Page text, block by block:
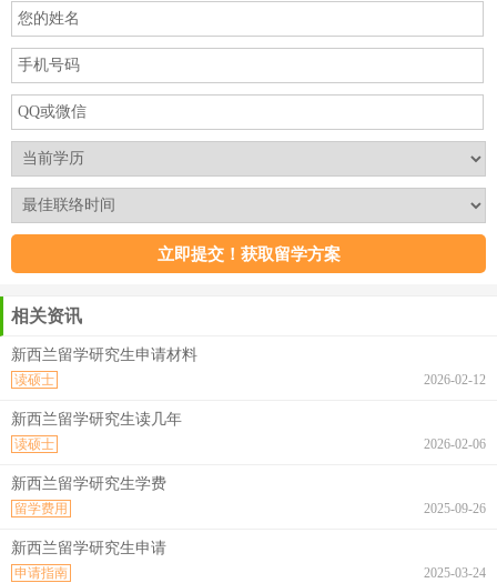
相关资讯
新西兰留学研究生申请材料
2026-02-12
读硕士
新西兰留学研究生读几年
2026-02-06
读硕士
新西兰留学研究生学费
2025-09-26
留学费用
新西兰留学研究生申请
2025-03-24
申请指南